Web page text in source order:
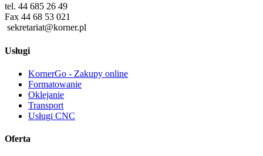
tel. 44 685 26 49
Fax 44 68 53 021
sekretariat@korner.pl
Usługi
KornerGo - Zakupy online
Formatowanie
Oklejanie
Transport
Usługi CNC
Oferta